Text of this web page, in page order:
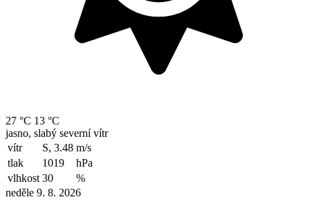
27 °C 13 °C
jasno, slabý severní vítr
vítr
S, 3.48 m/s
tlak
1019
hPa
vlhkost 30
%
neděle 9. 8. 2026